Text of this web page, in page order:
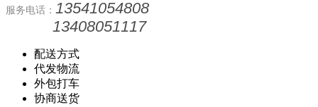
服务电话： 13541054808
13408051117
配送方式
代发物流
外包打车
协商送货